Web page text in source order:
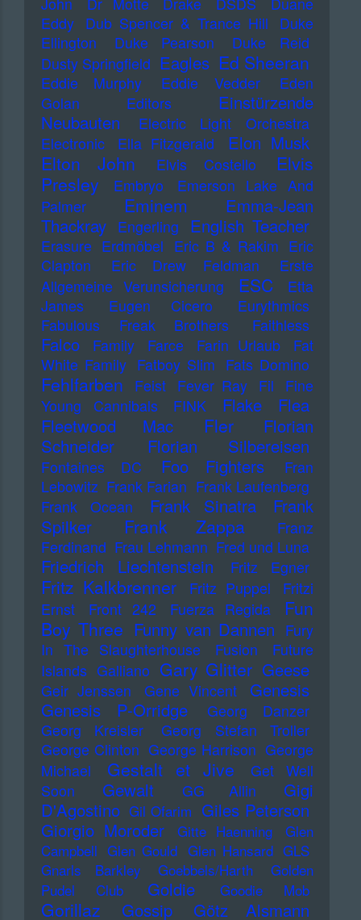
Eddy
Dub Spencer & Trance Hill
Duke
Ellington
Duke Pearson
Duke Reid
Dusty Springfield Eagles Ed Sheeran
Eddie Murphy Eddie Vedder
Eden
Golan
Editors
Einstürzende
Neubauten
Electric Light Orchestra
Electronic
Ella Fitzgerald Elon Musk
Elton John Elvis Costello
Elvis
Presley
Embryo
Emerson Lake And
Palmer
Eminem
Emma-Jean
Thackray
Engerling English Teacher
Erasure Erdmöbel Eric B & Rakim Eric
Clapton
Eric Drew Feldman
Erste
Allgemeine Verunsicherung
ESC
Etta
James
Eugen Cicero
Eurythmics
Fabulous Freak Brothers
Faithless
Falco Family Farce Farin Urlaub
Fat
White Family Fatboy Slim Fats Domino
Fehlfarben Feist Fever Ray Fil
Fine
Young Cannibals
FINK Flake
Flea
Fleetwood Mac
Fler
Florian
Schneider
Florian Silbereisen
Fontaines DC Foo Fighters
Fran
Lebowitz Frank Farian Frank Laufenberg
Frank Ocean
Frank Sinatra
Frank
Spilker
Frank Zappa
Franz
Ferdinand Frau Lehmann Fred und Luna
Friedrich Liechtenstein Fritz Egner
Fritz Kalkbrenner Fritz Puppel
Fritzi
Ernst
Front 242 Fuerza Regida
Fun
Boy Three Funny van Dannen Fury
In The Slaughterhouse
Fusion
Future
Islands Galliano Gary Glitter Geese
Geir Jenssen Gene Vincent
Genesis
Genesis P-Orridge
Georg Danzer
Georg Kreisler
Georg Stefan Troller
George Clinton George Harrison George
Michael
Gestalt et Jive
Get Well
Soon
Gewalt GG Allin
Gigi
D'Agostino Gil Ofarim Giles Peterson
Giorgio Moroder
Gitte Haenning
Glen
Campbell Glen Gould Glen Hansard GLS
Gnarls Barkley
Goebbels/Harth
Golden
Pudel Club
Goldie Goodie Mob
Gorillaz Gossip Götz Alsmann